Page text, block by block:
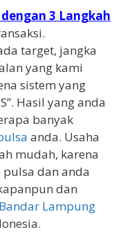
3 Langkah
target, jangka
yang kami
sistem yang
Hasil yang anda
banyak
anda. Usaha
mudah, karena
dan anda
dan
Bandar Lampung